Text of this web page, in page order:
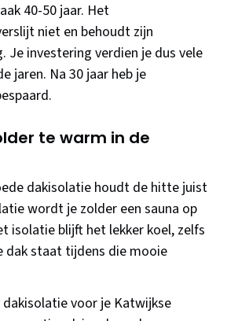
40-50 jaar. Het
niet en behoudt zijn
Je investering verdien je dus vele
jaren. Na 30 jaar heb je
te warm in de
dakisolatie houdt de hitte juist
wordt je zolder een sauna op
isolatie blijft het lekker koel, zelfs
dak staat tijdens die mooie
voor je Katwijkse